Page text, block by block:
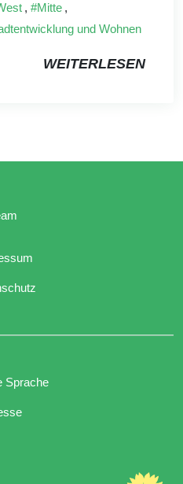
, Mitte ,
und Wohnen
WEITERLESEN
Sprache